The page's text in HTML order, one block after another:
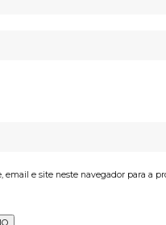
email e site neste navegador para a